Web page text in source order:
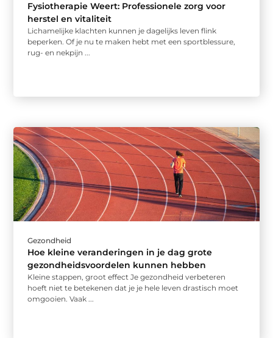
Fysiotherapie Weert: Professionele zorg voor
herstel en vitaliteit
Lichamelijke klachten kunnen je dagelijks leven flink
beperken. Of je nu te maken hebt met een sportblessure,
rug- en nekpijn ...
Gezondheid
Hoe kleine veranderingen in je dag grote
gezondheidsvoordelen kunnen hebben
Kleine stappen, groot effect Je gezondheid verbeteren
hoeft niet te betekenen dat je je hele leven drastisch moet
omgooien. Vaak ...